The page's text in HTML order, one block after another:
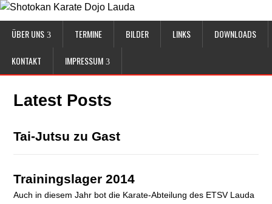
ÜBER UNS TERMINE BILDER LINKS DOWNLOADS
KONTAKT IMPRESSUM
Latest Posts
Tai-Jutsu zu Gast
Trainingslager 2014
Auch in diesem Jahr bot die Karate-Abteilung des ETSV Lauda